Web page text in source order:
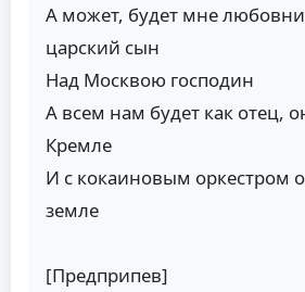
А может, будет мне
царский сын
Над Москвою господин
А всем нам будет как отец,
Кремле
И с кокаиновым оркестром
земле
[Предприпев]